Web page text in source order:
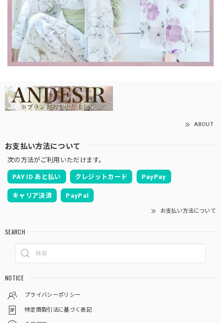
ABOUT
お支払い方法について
次の方法がご利用いただけます。
PAY ID あと払い クレジットカード PayPay
キャリア決済 PayPal
お支払い方法について
SEARCH
NOTICE
プライバシーポリシー
特定商取引法に基づく表記